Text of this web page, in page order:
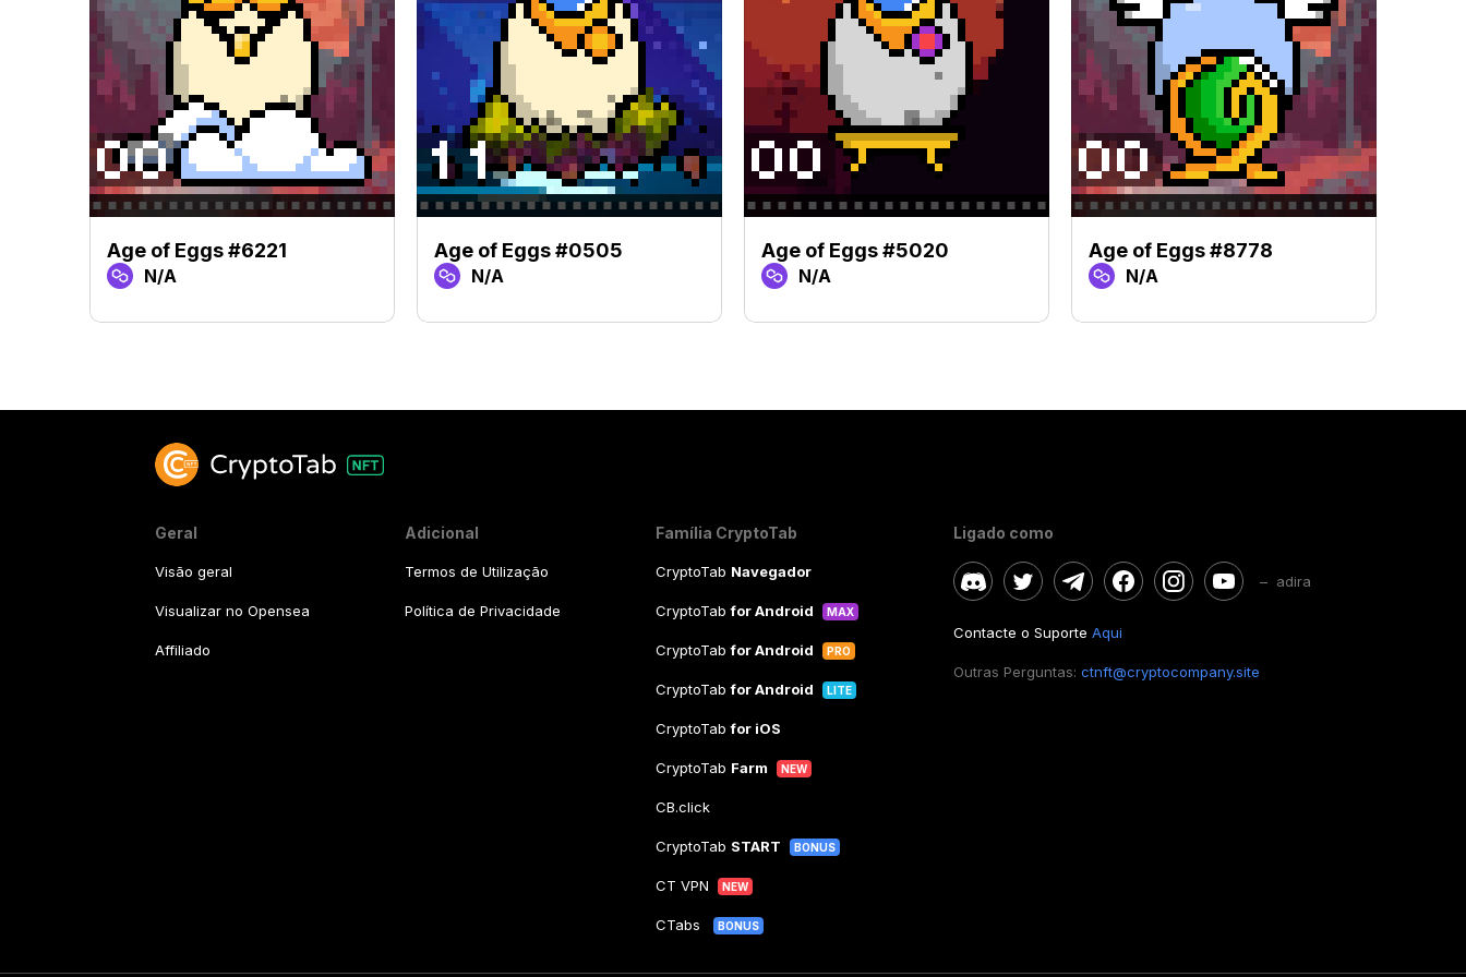
Age of Eggs #6221
N/A
Age of Eggs #0505
N/A
Age of Eggs #5020
N/A
Age of Eggs #8778
N/A
Geral
Visão geral
Visualizar no Opensea
Affiliado
Adicional
Termos de Utilização
Política de Privacidade
Família CryptoTab
CryptoTab Navegador
CryptoTabfor Android MAX
CryptoTabfor Android PRO
CryptoTabfor Android LITE
CryptoTabfor iOS
CryptoTab Farm NEW
CB.click
CryptoTab START BONUS
CT VPN NEW
CTabs BONUS
Ligado como
– adira
Contacte o Suporte Aqui
Outras Perguntas: ctnft@cryptocompany.site